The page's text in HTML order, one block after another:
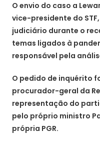
O envio do caso a
vice-presidente do
judiciário durante o
temas ligados à
responsável pela
O pedido de inquérito
procurador-geral da
representação do
pelo próprio ministro
própria PGR.